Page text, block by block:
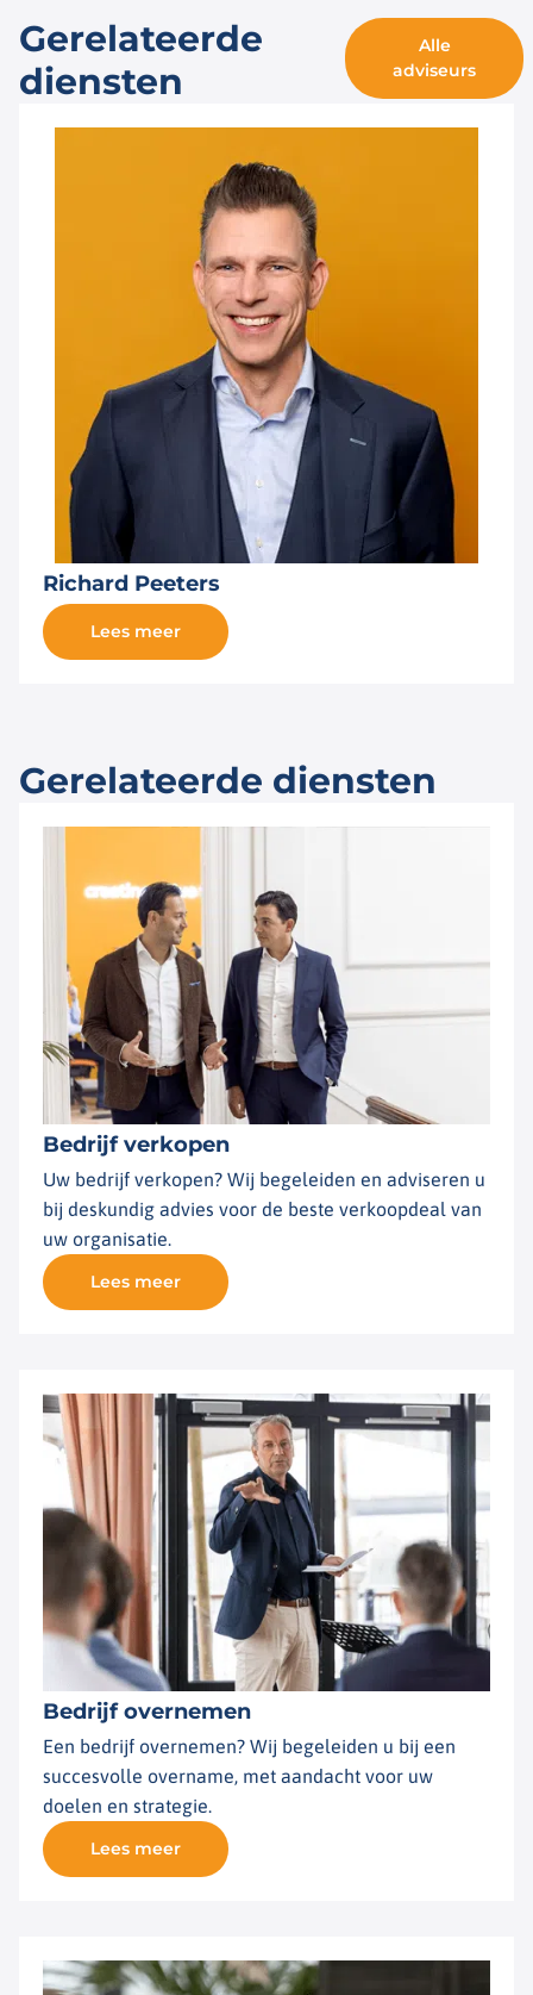
Gerelateerde
diensten
Alle
adviseurs
Richard Peeters
Lees meer
Gerelateerde diensten
Bedrijf verkopen
Uw bedrijf verkopen? Wij begeleiden en adviseren u
bij deskundig advies voor de beste verkoopdeal van
uw organisatie.
Lees meer
Bedrijf overnemen
Een bedrijf overnemen? Wij begeleiden u bij een
succesvolle overname, met aandacht voor uw
doelen en strategie.
Lees meer